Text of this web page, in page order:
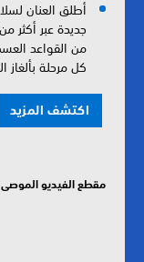
أطلق العنان
جديدة عبر أكثر
من القواعد
كل مرحلة بألغاز
اكتشف المزيد
مقطع الفيديو الموصى